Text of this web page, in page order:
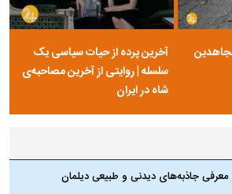
آخرین پرده از حیات سیاسی یک
سلسله | روایتی از آخرین مصاحبه‌ی
شاه در ایران
معرفی جاذبه‌های دیدنی و طبیعی دیلمان